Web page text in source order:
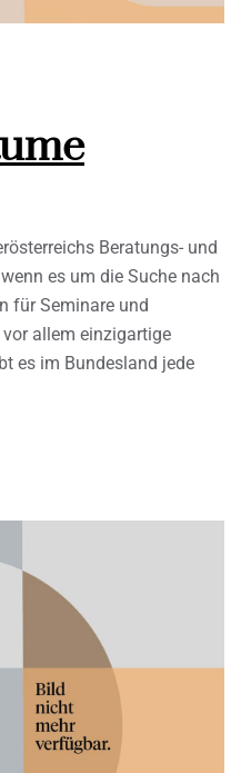
Beratungs- und
es um die Suche nach
für Seminare und
allem einzigartige
es im Bundesland jede